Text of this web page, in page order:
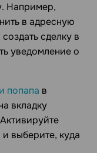
Например,
в адресную
сделку в
уведомление о
попапа в
вкладку
выберите, куда